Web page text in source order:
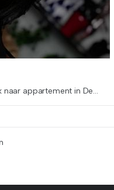
appartement in De...